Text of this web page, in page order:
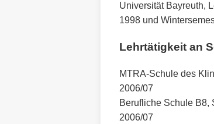
Universität Bayreuth,
1998 und
Lehrtätigkeit an
MTRA-Schule des
2006/07
Berufliche Schule B8,
2006/07